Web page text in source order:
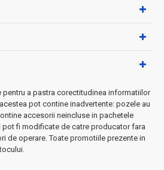
de 1,25 litri
- suficientă pentru
latte și alte specialități
pentru prepararea perfectă
- prepară simultan 2 cești de cafea
- ușor de umplut și curățat, cu acces
pentru a pastra corectitudinea informatiilor
pot contine inadvertente: pozele au
accesorii neincluse in pachetele
fi modificate de catre producator fara
de operare. Toate promotiile prezente in